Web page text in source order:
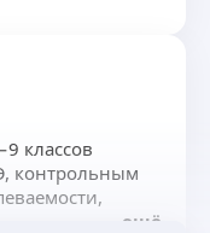
классов
контрольным
ещё